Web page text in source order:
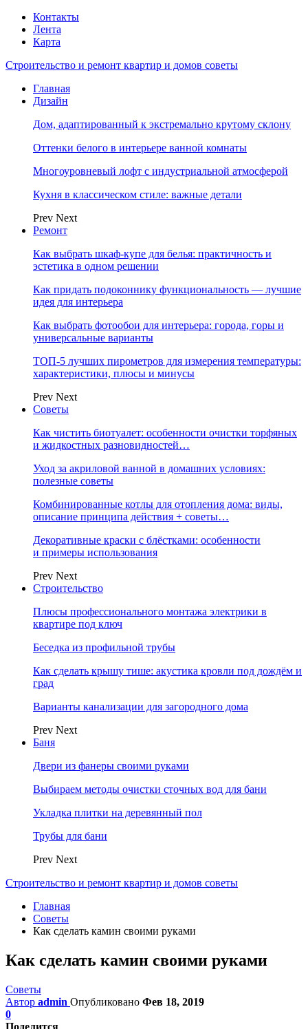
Контакты
Лента
Карта
Строительство и ремонт квартир и домов советы
Главная
Дизайн
Дом, адаптированный к экстремально крутому склону
Оттенки белого в интерьере ванной комнаты
Многоуровневый лофт с индустриальной атмосферой
Кухня в классическом стиле: важные детали
Prev Next
Ремонт
Как выбрать шкаф-купе для белья: практичность и
эстетика в одном решении
Как придать подоконнику функциональность — лучшие
идея для интерьера
Как выбрать фотообои для интерьера: города, горы и
универсальные варианты
ТОП-5 лучших пирометров для измерения температуры:
характеристики, плюсы и минусы
Prev Next
Советы
Как чистить биотуалет: особенности очистки торфяных
и жидкостных разновидностей…
Уход за акриловой ванной в домашних условиях:
полезные советы
Комбинированные котлы для отопления дома: виды,
описание принципа действия + советы…
Декоративные краски с блёстками: особенности
и примеры использования
Prev Next
Строительство
Плюсы профессионального монтажа электрики в
квартире под ключ
Беседка из профильной трубы
Как сделать крышу тише: акустика кровли под дождём и
град
Варианты канализации для загородного дома
Prev Next
Баня
Двери из фанеры своими руками
Выбираем методы очистки сточных вод для бани
Укладка плитки на деревянный пол
Трубы для бани
Prev Next
Строительство и ремонт квартир и домов советы
Главная
Советы
Как сделать камин своими руками
Как сделать камин своими руками
Советы
Автор admin Опубликовано Фев 18, 2019
0
Поделится